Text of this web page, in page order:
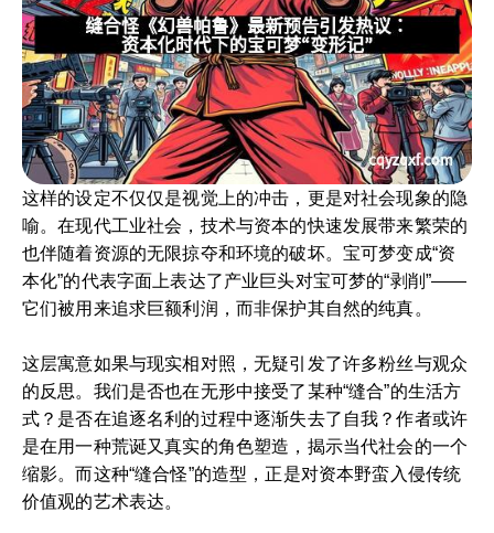
这样的设定不仅仅是视觉上的冲击，更是对社会现象的隐
喻。在现代工业社会，技术与资本的快速发展带来繁荣的
也伴随着资源的无限掠夺和环境的破坏。宝可梦变成“资
本化”的代表字面上表达了产业巨头对宝可梦的“剥削”——
它们被用来追求巨额利润，而非保护其自然的纯真。
这层寓意如果与现实相对照，无疑引发了许多粉丝与观众
的反思。我们是否也在无形中接受了某种“缝合”的生活方
式？是否在追逐名利的过程中逐渐失去了自我？作者或许
是在用一种荒诞又真实的角色塑造，揭示当代社会的一个
缩影。而这种“缝合怪”的造型，正是对资本野蛮入侵传统
价值观的艺术表达。